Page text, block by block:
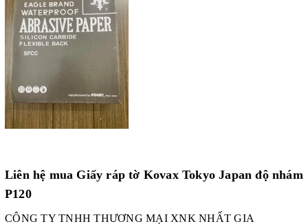
Liên hệ mua Giấy ráp tờ Kovax Tokyo Japan độ nhám
P120
CÔNG TY TNHH THƯƠNG MẠI XNK NHẤT GIA